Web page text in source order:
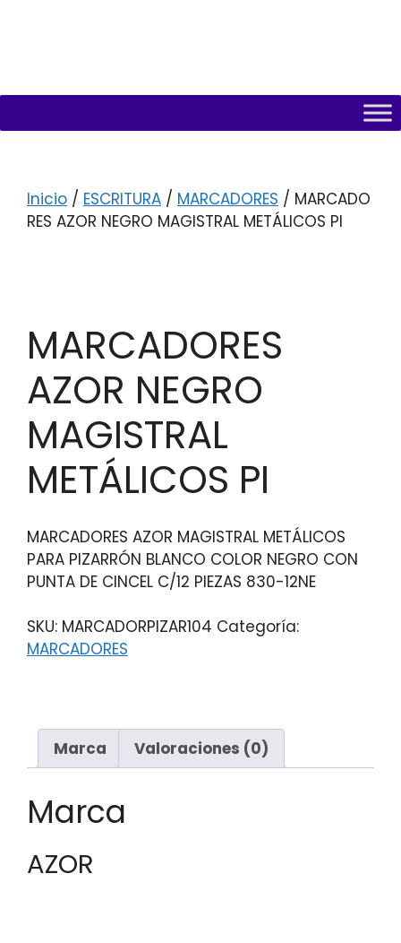
Inicio / ESCRITURA / MARCADORES / MARCADO
RES AZOR NEGRO MAGISTRAL METÁLICOS PI
MARCADORES
AZOR NEGRO
MAGISTRAL
METÁLICOS PI
MARCADORES AZOR MAGISTRAL METÁLICOS
PARA PIZARRÓN BLANCO COLOR NEGRO CON
PUNTA DE CINCEL C/12 PIEZAS 830-12NE
SKU: MARCADORPIZAR104 Categoría:
MARCADORES
Marca Valoraciones (0)
Marca
AZOR